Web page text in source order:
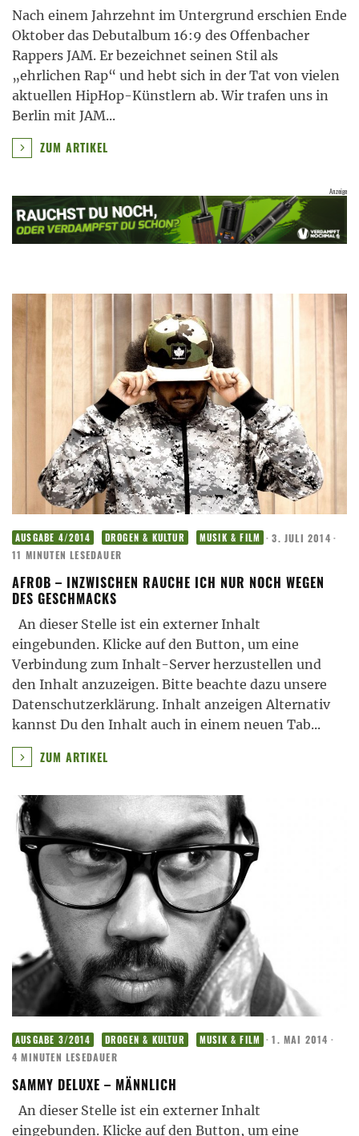
Nach einem Jahrzehnt im Untergrund erschien Ende
Oktober das Debutalbum 16:9 des Offenbacher
Rappers JAM. Er bezeichnet seinen Stil als
„ehrlichen Rap“ und hebt sich in der Tat von vielen
aktuellen HipHop-Künstlern ab. Wir trafen uns in
Berlin mit JAM...
ZUM ARTIKEL
AUSGABE 4/2014 DROGEN & KULTUR MUSIK & FILM · 3. JULI 2014 ·
11 MINUTEN LESEDAUER
AFROB – INZWISCHEN RAUCHE ICH NUR NOCH WEGEN
DES GESCHMACKS
An dieser Stelle ist ein externer Inhalt
eingebunden. Klicke auf den Button, um eine
Verbindung zum Inhalt-Server herzustellen und
den Inhalt anzuzeigen. Bitte beachte dazu unsere
Datenschutzerklärung. Inhalt anzeigen Alternativ
kannst Du den Inhalt auch in einem neuen Tab...
ZUM ARTIKEL
AUSGABE 3/2014 DROGEN & KULTUR MUSIK & FILM · 1. MAI 2014 ·
4 MINUTEN LESEDAUER
SAMMY DELUXE – MÄNNLICH
An dieser Stelle ist ein externer Inhalt
eingebunden. Klicke auf den Button, um eine